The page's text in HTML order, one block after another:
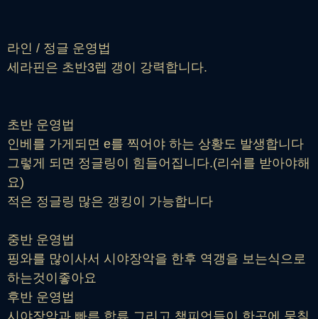
라인 / 정글 운영법
세라핀은 초반3렙 갱이 강력합니다.
초반 운영법
인베를 가게되면 e를 찍어야 하는 상황도 발생합니다
그렇게 되면 정글링이 힘들어집니다.(리쉬를 받아야해
요)
적은 정글링 많은 갱킹이 가능합니다
중반 운영법
핑와를 많이사서 시야장악을 한후 역갱을 보는식으로
하는것이좋아요
후반 운영법